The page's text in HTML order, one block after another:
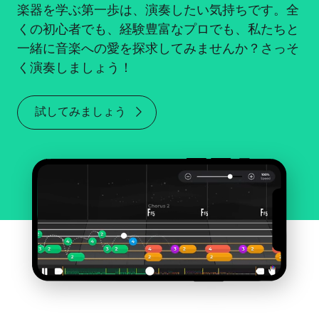
楽器を学ぶ第一歩は、演奏したい気持ちです。全
くの初心者でも、経験豊富なプロでも、私たちと
一緒に音楽への愛を探求してみませんか？さっそ
く演奏しましょう！
試してみましょう